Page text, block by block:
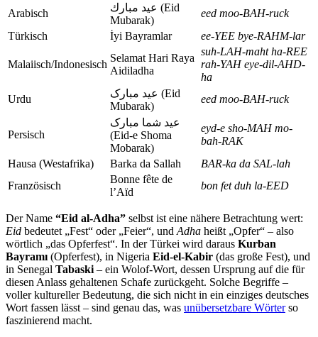
Arabisch
عيد مبارك (Eid
Mubarak)
eed moo-BAH-ruck
Türkisch
İyi Bayramlar ee-YEE bye-RAHM-lar
Malaiisch/Indonesisch
Selamat Hari Raya
Aidiladha
suh-LAH-maht ha-REE
rah-YAH eye-dil-AHD-
ha
Urdu
عید مبارک (Eid
Mubarak)
eed moo-BAH-ruck
Persisch
عید شما مبارک
(Eid-e Shoma
Mobarak)
eyd-e sho-MAH mo-
bah-RAK
Hausa (Westafrika)
Barka da Sallah
BAR-ka da SAL-lah
Französisch
Bonne fête de
l’Aïd
bon fet duh la-EED
Der Name “Eid al-Adha” selbst ist eine nähere Betrachtung wert:
Eid bedeutet „Fest“ oder „Feier“, und Adha heißt „Opfer“ – also
wörtlich „das Opferfest“. In der Türkei wird daraus Kurban
Bayramı (Opferfest), in Nigeria Eid-el-Kabir (das große Fest), und
in Senegal Tabaski – ein Wolof-Wort, dessen Ursprung auf die für
diesen Anlass gehaltenen Schafe zurückgeht. Solche Begriffe –
voller kultureller Bedeutung, die sich nicht in ein einziges deutsches
Wort fassen lässt – sind genau das, was unübersetzbare Wörterso
faszinierend macht.